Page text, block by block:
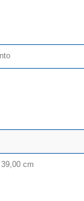
cm